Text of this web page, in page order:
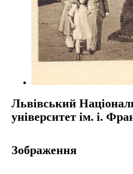
Львівський
університет ім. і.
Зображення